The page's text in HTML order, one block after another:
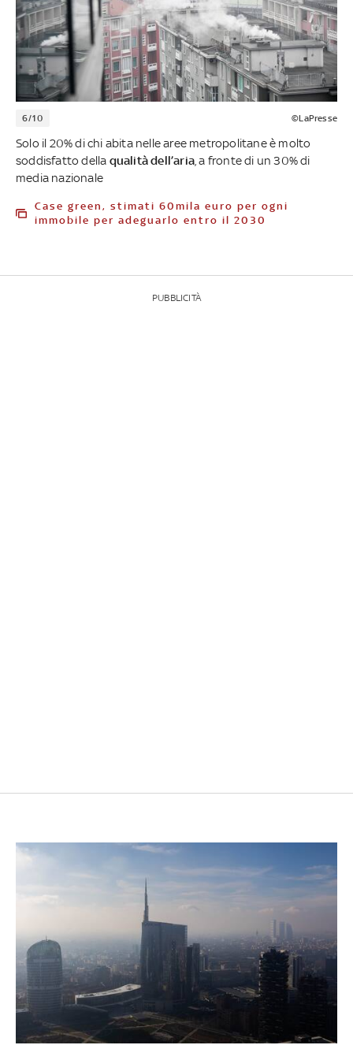
6/10 ©LaPresse
Solo il 20% di chi abita nelle aree metropolitane è molto
soddisfatto della qualità dell’aria , a fronte di un 30% di
media nazionale
Case green, stimati 60mila euro per ogni
immobile per adeguarlo entro il 2030
PUBBLICITÀ